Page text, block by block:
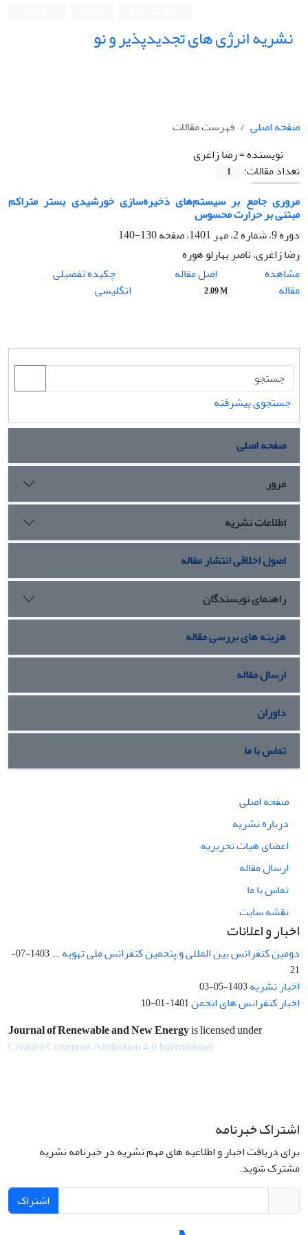
نشریه انرژی های تجدیدپذیر و نو
صفحه اصلی
فهرست مقالات
نویسنده =رضا زاغری
تعداد مقالات:
1
مروری جامع بر سیستم‌های ذخیره‌سازی خورشیدی بستر متراکم
مبتنی بر حرارت محسوس
دوره 9، شماره 2، مهر 1401، صفحه
130-140
رضا زاغری، ناصر بهارلو هوره
مشاهده
مقاله
اصل مقاله
2.09 M
چکیده تفصیلی
انگلیسی
جستجوی پیشرفته
صفحه اصلی
مرور
اطلاعات نشریه
اصول اخلاقی انتشار مقاله
راهنمای نویسندگان
هزینه های بررسی مقاله
ارسال مقاله
داوران
تماس با ما
صفحه اصلی
درباره نشریه
اعضای هیات تحریریه
ارسال مقاله
تماس با ما
نقشه سایت
اخبار و اعلانات
دومین کنفرانس بین المللی و پنجمین کنفرانس ملی تهویه ...
1403-07-
21
اخبار نشریه1403-05-03
اخبار کنفرانس های انجمن1401-01-10
Journal of Renewable and New Energyis licensed under
Creative Commons Attribution 4.0 International
اشتراک خبرنامه
برای دریافت اخبار و اطلاعیه های مهم نشریه در خبرنامه نشریه
مشترک شوید.
اشتراک